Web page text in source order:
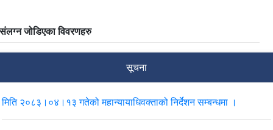
संलग्न जोडिएका विवरणहरु
सूचना
मिति २०८३।०४।१३ गतेको महान्यायाधिवक्ताको निर्देशन सम्बन्धमा ।